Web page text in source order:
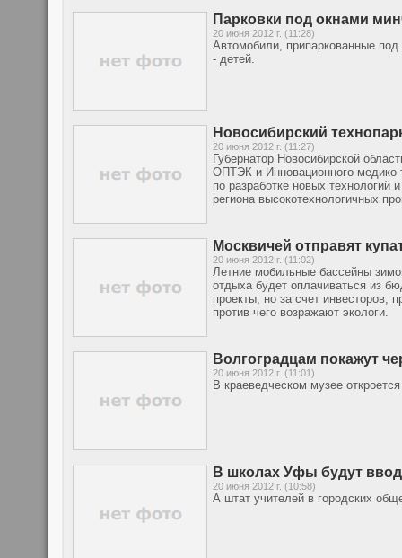
Парковки под окнами
20 июня 2012 г. (11:28)
Автомобили, припаркованные
- детей.
Новосибирский
20 июня 2012 г. (11:27)
Губернатор Новосибирской
ОПТЭК и Инновационного медико-
по разработке новых технологий
региона высокотехнологичных
Москвичей отправят
20 июня 2012 г. (11:02)
Летние мобильные бассейны
отдыха будет оплачиваться из
проекты, но за счет инвесторов,
против чего возражают экологи.
Волгоградцам покажут
20 июня 2012 г. (11:01)
В краеведческом музее
В школах Уфы будут
20 июня 2012 г. (10:58)
А штат учителей в городских